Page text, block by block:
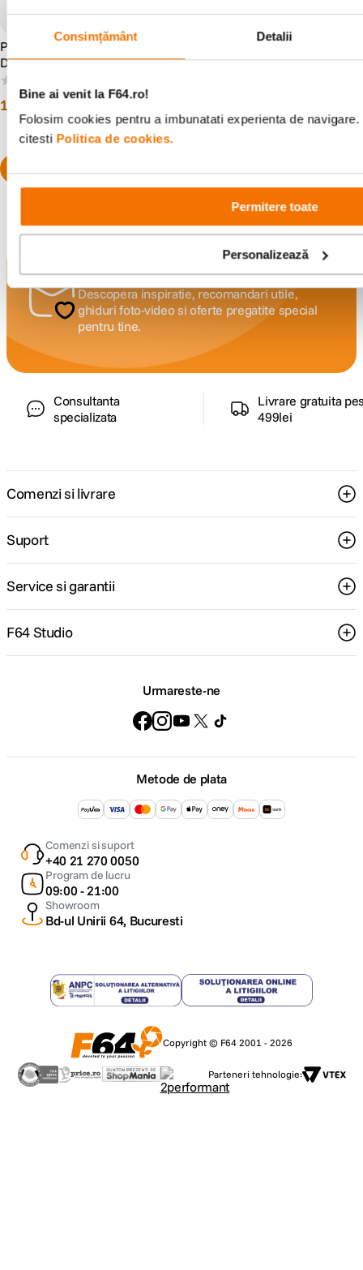
Consimțământ Detalii
Bine ai venit la F64.ro!
Folosim cookies pentru a imbunatati experienta de
citesti Politica de cookies.
Permitere toate
Personalizează
PGYTECH Filtru UV pentru
DJI Mavic 3 Pro
19 90 lei
pentru DJI Mavic 3 Pro
Alatura-te comunitatii creatorilor
Descopera inspiratie, recomandari utile,
ghiduri foto-video si oferte pregatite special
pentru tine.
Consultanta
specializata
Livrare gratuita
499lei
Comenzi si livrare
Suport
Service si garantii
F64 Studio
Urmareste-ne
Metode de plata
Comenzi si suport
+40 21 270 0050
Program de lucru
09:00 - 21:00
Showroom
Bd-ul Unirii 64, Bucuresti
Copyright © F64 2001 - 2026
Parteneri tehnologie: